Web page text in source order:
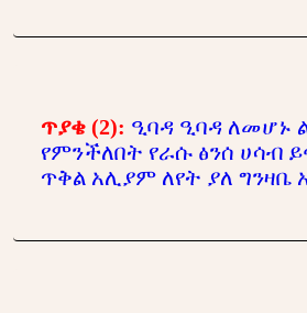
ጥያቄ (2): ዒባዳ ዒባዳ ለመሆኑ
የምንችለበት የራሱ ፅንሰ ሀሳብ
ጥቅል አሊያም ለየት ያለ ግንዛቤ